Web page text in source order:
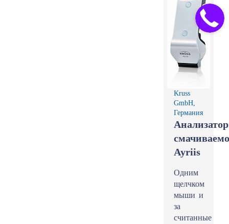
Kruss
GmbH,
Германия
Анализатор
Ayriis
Одним
щелчком
мыши и
за
считанные